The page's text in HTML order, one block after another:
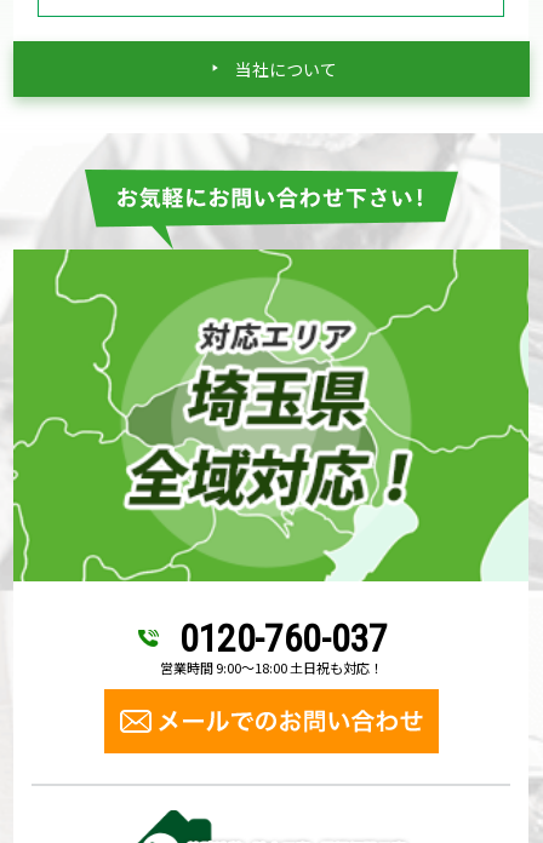
当社について
0120-760-037
営業時間 9:00～18:00 土日祝も対応！